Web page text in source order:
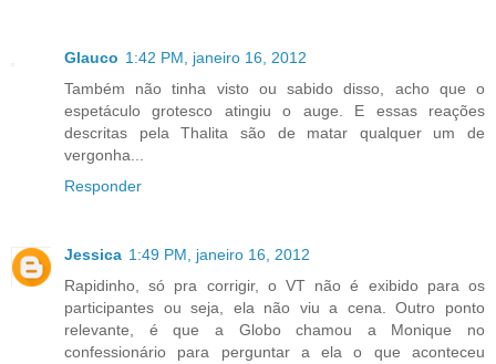
Glauco 1:42 PM, janeiro 16, 2012
Também não tinha visto ou sabido disso, acho que o
espetáculo grotesco atingiu o auge. E essas reações
descritas pela Thalita são de matar qualquer um de
vergonha...
Responder
Jessica 1:49 PM, janeiro 16, 2012
Rapidinho, só pra corrigir, o VT não é exibido para os
participantes ou seja, ela não viu a cena. Outro ponto
relevante, é que a Globo chamou a Monique no
confessionário para perguntar a ela o que aconteceu